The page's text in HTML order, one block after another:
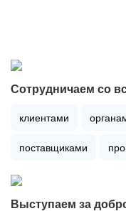
Сотрудничаем со
клиентами
поставщиками
Выступаем за